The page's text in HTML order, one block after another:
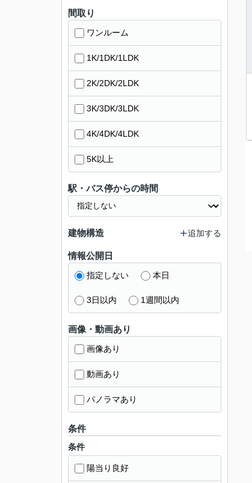
間取り
ワンルーム
1K/1DK/1LDK
2K/2DK/2LDK
3K/3DK/3LDK
4K/4DK/4LDK
5K以上
駅・バス停からの時間
建物構造 追加する
情報公開日
指定しない 本日
3日以内 1週間以内
画像・動画あり
画像あり
動画あり
パノラマあり
条件
条件
陽当り良好